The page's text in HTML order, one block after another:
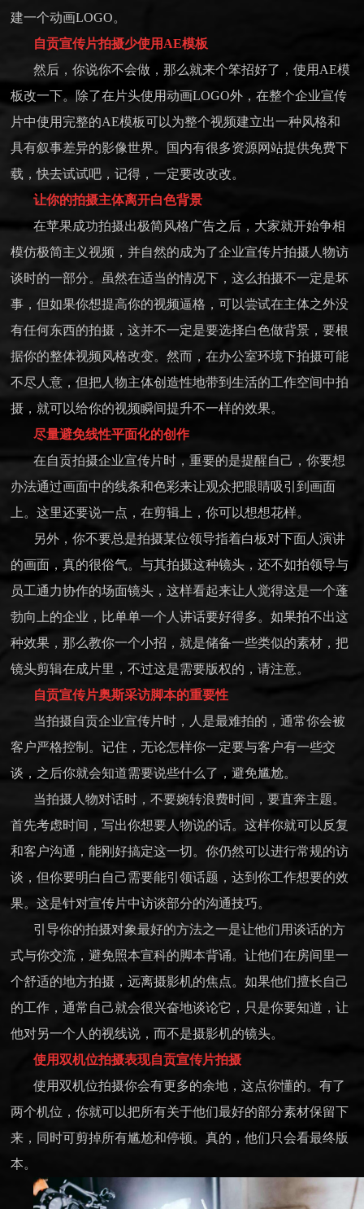
建一个动画LOGO。
自贡宣传片拍摄少使用AE模板
然后，你说你不会做，那么就来个笨招好了，使用AE模
板改一下。除了在片头使用动画LOGO外，在整个企业宣传
片中使用完整的AE模板可以为整个视频建立出一种风格和
具有叙事差异的影像世界。国内有很多资源网站提供免费下
载，快去试试吧，记得，一定要改改改。
让你的拍摄主体离开白色背景
在苹果成功拍摄出极简风格广告之后，大家就开始争相
模仿极简主义视频，并自然的成为了企业宣传片拍摄人物访
谈时的一部分。虽然在适当的情况下，这么拍摄不一定是坏
事，但如果你想提高你的视频逼格，可以尝试在主体之外没
有任何东西的拍摄，这并不一定是要选择白色做背景，要根
据你的整体视频风格改变。然而，在办公室环境下拍摄可能
不尽人意，但把人物主体创造性地带到生活的工作空间中拍
摄，就可以给你的视频瞬间提升不一样的效果。
尽量避免线性平面化的创作
在自贡拍摄企业宣传片时，重要的是提醒自己，你要想
办法通过画面中的线条和色彩来让观众把眼睛吸引到画面
上。这里还要说一点，在剪辑上，你可以想想花样。
另外，你不要总是拍摄某位领导指着白板对下面人演讲
的画面，真的很俗气。与其拍摄这种镜头，还不如拍领导与
员工通力协作的场面镜头，这样看起来让人觉得这是一个蓬
勃向上的企业，比单单一个人讲话要好得多。如果拍不出这
种效果，那么教你一个小招，就是储备一些类似的素材，把
镜头剪辑在成片里，不过这是需要版权的，请注意。
自贡宣传片奥斯采访脚本的重要性
当拍摄自贡企业宣传片时，人是最难拍的，通常你会被
客户严格控制。记住，无论怎样你一定要与客户有一些交
谈，之后你就会知道需要说些什么了，避免尴尬。
当拍摄人物对话时，不要婉转浪费时间，要直奔主题。
首先考虑时间，写出你想要人物说的话。这样你就可以反复
和客户沟通，能刚好搞定这一切。你仍然可以进行常规的访
谈，但你要明白自己需要能引领话题，达到你工作想要的效
果。这是针对宣传片中访谈部分的沟通技巧。
引导你的拍摄对象最好的方法之一是让他们用谈话的方
式与你交流，避免照本宣科的脚本背诵。让他们在房间里一
个舒适的地方拍摄，远离摄影机的焦点。如果他们擅长自己
的工作，通常自己就会很兴奋地谈论它，只是你要知道，让
他对另一个人的视线说，而不是摄影机的镜头。
使用双机位拍摄表现自贡宣传片拍摄
使用双机位拍摄你会有更多的余地，这点你懂的。有了
两个机位，你就可以把所有关于他们最好的部分素材保留下
来，同时可剪掉所有尴尬和停顿。真的，他们只会看最终版
本。